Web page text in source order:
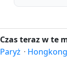
Czas teraz w te
Paryż · Hongkong